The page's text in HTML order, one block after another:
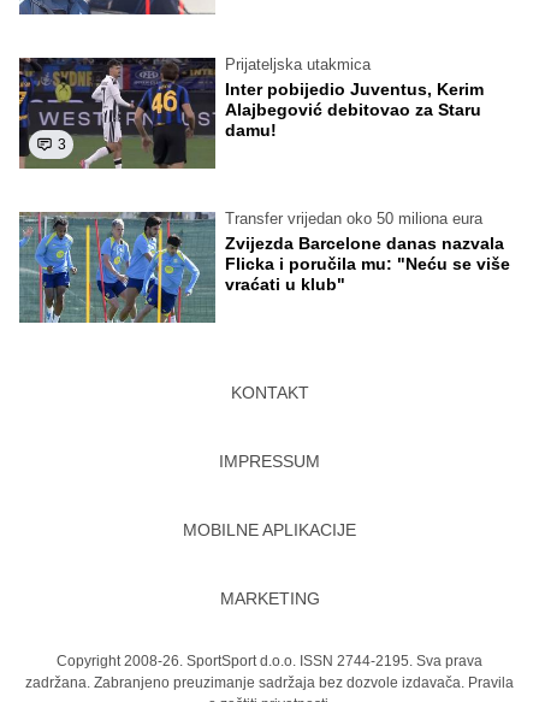
3
Prijateljska utakmica
Inter pobijedio Juventus, Kerim
Alajbegović debitovao za Staru
damu!
Transfer vrijedan oko 50 miliona eura
Zvijezda Barcelone danas nazvala
Flicka i poručila mu: "Neću se više
vraćati u klub"
KONTAKT
IMPRESSUM
MOBILNE APLIKACIJE
MARKETING
Copyright 2008-26. SportSport d.o.o. ISSN 2744-2195. Sva prava
zadržana. Zabranjeno preuzimanje sadržaja bez dozvole izdavača. Pravila